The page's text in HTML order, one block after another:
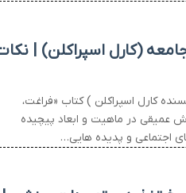
(کارل اسپراکلن) |
کارل اسپراکلن ) کتاب «فراغت،
عمیقی در ماهیت و ابعاد پیچیده
اجتماعی و پدیده هایی…